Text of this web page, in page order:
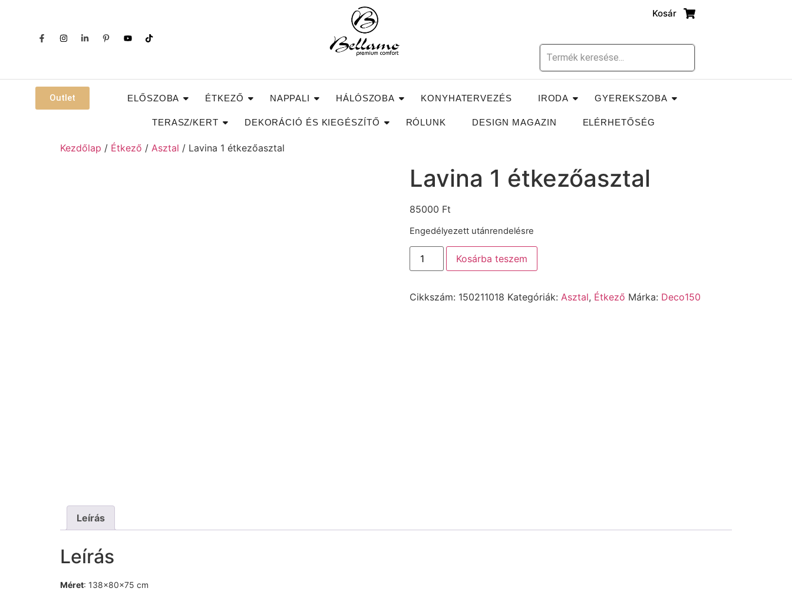
Kosár
Outlet ELŐSZOBA ÉTKEZŐ NAPPALI HÁLÓSZOBA KONYHATERVEZÉS IRODA GYEREKSZOBA
TERASZ/KERT DEKORÁCIÓ ÉS KIEGÉSZÍTŐ RÓLUNK DESIGN MAGAZIN ELÉRHETŐSÉG
Kezdőlap / Étkező / Asztal / Lavina 1 étkezőasztal
Lavina 1 étkezőasztal
85000 Ft
Engedélyezett utánrendelésre
Kosárba teszem
Cikkszám: 150211018 Kategóriák: Asztal, Étkező Márka: Deco150
Leírás
Leírás
Méret: 138x80x75 cm